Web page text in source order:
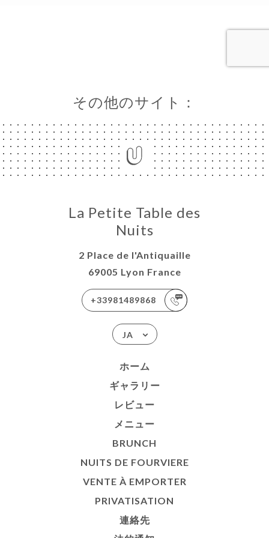
その他のサイト：
La Petite Table des
Nuits
2 Place de l'Antiquaille
69005 Lyon France
+33981489868
JA
ホーム
ギャラリー
レビュー
メニュー
BRUNCH
NUITS DE FOURVIERE
VENTE À EMPORTER
PRIVATISATION
連絡先